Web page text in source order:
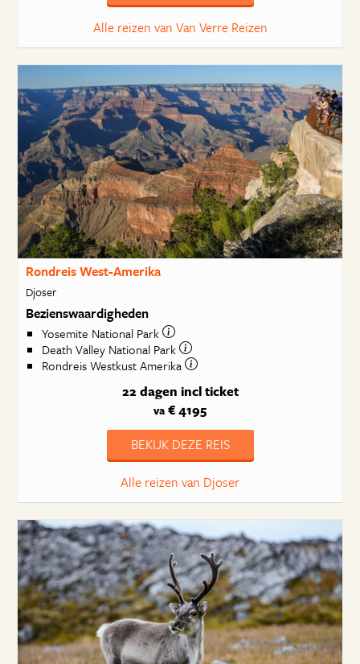
Alle reizen van Van Verre Reizen
Rondreis West-Amerika
Djoser
Bezienswaardigheden
Yosemite National Park
Death Valley National Park
Rondreis Westkust Amerika
22 dagen incl ticket
va € 4195
BEKIJK DEZE REIS
Alle reizen van Djoser